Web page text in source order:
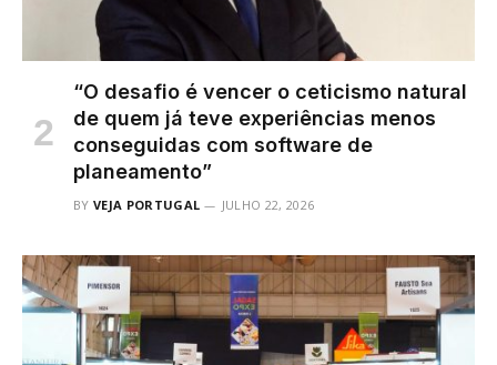
“O desafio é vencer o ceticismo natural
de quem já teve experiências menos
conseguidas com software de
planeamento”
BY VEJA PORTUGAL JULHO 22, 2026